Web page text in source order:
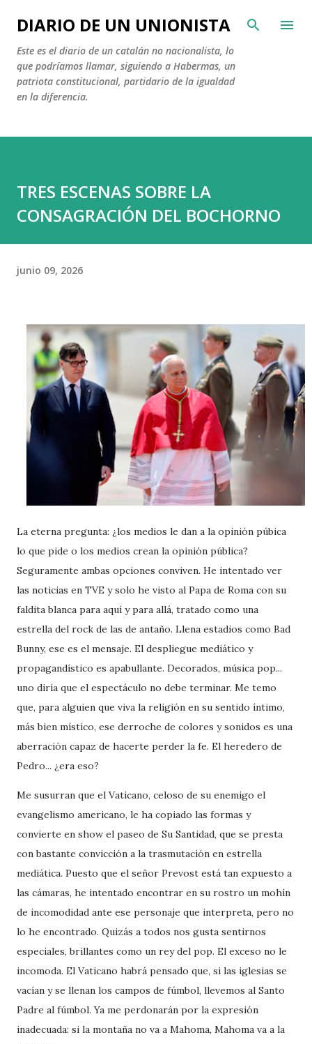
Ir al contenido principal
DIARIO DE UN UNIONISTA
Este es el diario de un catalán no nacionalista, lo
que podríamos llamar, siguiendo a Habermas, un
patriota constitucional, partidario de la igualdad
en la diferencia.
TRES ESCENAS SOBRE LA
CONSAGRACIÓN DEL BOCHORNO
junio 09, 2026
La eterna pregunta: ¿los medios le dan a la opinión púbica
lo que pide o los medios crean la opinión pública?
Seguramente ambas opciones conviven. He intentado ver
las noticias en TVE y solo he visto al Papa de Roma con su
faldita blanca para aquí y para allá, tratado como una
estrella del rock de las de antaño. Llena estadios como Bad
Bunny, ese es el mensaje. El despliegue mediático y
propagandístico es apabullante. Decorados, música pop...
uno diría que el espectáculo no debe terminar. Me temo
que, para alguien que viva la religión en su sentido íntimo,
más bien místico, ese derroche de colores y sonidos es una
aberración capaz de hacerte perder la fe. El heredero de
Pedro... ¿era eso?
Me susurran que el Vaticano, celoso de su enemigo el
evangelismo americano, le ha copiado las formas y
convierte en show el paseo de Su Santidad, que se presta
con bastante convicción a la trasmutación en estrella
mediática. Puesto que el señor Prevost está tan expuesto a
las cámaras, he intentado encontrar en su rostro un mohín
de incomodidad ante ese personaje que interpreta, pero no
lo he encontrado. Quizás a todos nos gusta sentirnos
especiales, brillantes como un rey del pop. El exceso no le
incomoda. El Vaticano habrá pensado que, si las iglesias se
vacían y se llenan los campos de fúmbol, llevemos al Santo
Padre al fúmbol. Ya me perdonarán por la expresión
inadecuada: si la montaña no va a Mahoma, Mahoma va a la